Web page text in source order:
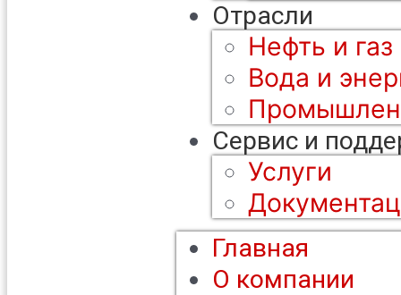
Отрасли
Нефть и газ
Вода и
Сервис и
Услуги
Главная
О компании